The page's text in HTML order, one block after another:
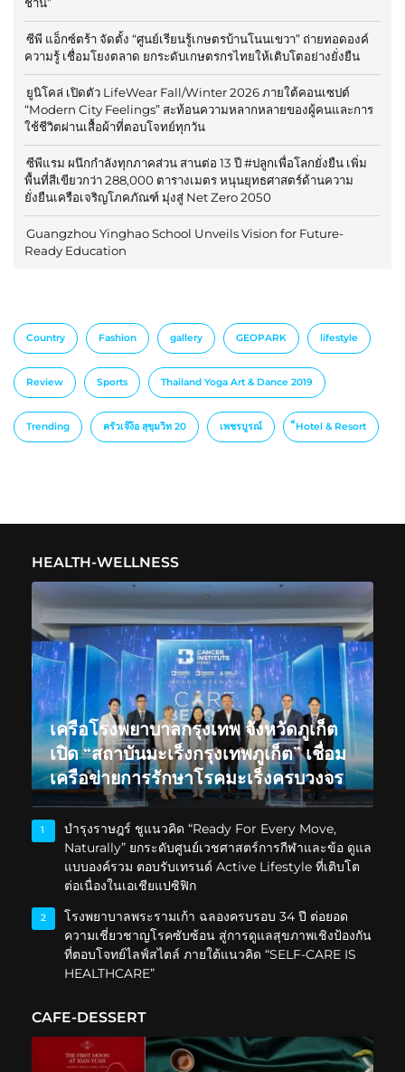
ซีพี แอ็กซ์ตร้า จัดตั้ง “ศูนย์เรียนรู้เกษตรบ้านโนนเขวา” ถ่ายทอดองค์
ความรู้ เชื่อมโยงตลาด ยกระดับเกษตรกรไทยให้เติบโตอย่างยั่งยืน
ยูนิโคล่ เปิดตัว LifeWear Fall/Winter 2026 ภายใต้คอนเซปต์
“Modern City Feelings” สะท้อนความหลากหลายของผู้คนและการ
ใช้ชีวิตผ่านเสื้อผ้าที่ตอบโจทย์ทุกวัน
ซีพีแรม ผนึกกำลังทุกภาคส่วน สานต่อ 13 ปี #ปลูกเพื่อโลกยั่งยืน เพิ่ม
พื้นที่สีเขียวกว่า 288,000 ตารางเมตร หนุนยุทธศาสตร์ด้านความ
ยั่งยืนเครือเจริญโภคภัณฑ์ มุ่งสู่ Net Zero 2050
Guangzhou Yinghao School Unveils Vision for Future-
Ready Education
Country Fashion gallery GEOPARK lifestyle
Review Sports Thailand Yoga Art & Dance 2019
Trending ครัวเจ๊ง้อ สุขุมวิท 20 เพชรบูรณ์ ็Hotel & Resort
HEALTH-WELLNESS
เครือโรงพยาบาลกรุงเทพ จังหวัดภูเก็ต
เปิด “สถาบันมะเร็งกรุงเทพภูเก็ต” เชื่อม
เครือข่ายการรักษาโรคมะเร็งครบวงจร
1
บำรุงราษฎร์ ชูแนวคิด “Ready For Every Move,
Naturally” ยกระดับศูนย์เวชศาสตร์การกีฬาและข้อ ดูแล
แบบองค์รวม ตอบรับเทรนด์ Active Lifestyle ที่เติบโต
ต่อเนื่องในเอเชียแปซิฟิก
2
โรงพยาบาลพระรามเก้า ฉลองครบรอบ 34 ปี ต่อยอด
ความเชี่ยวชาญโรคซับซ้อน สู่การดูแลสุขภาพเชิงป้องกัน
ที่ตอบโจทย์ไลฟ์สไตล์ ภายใต้แนวคิด “SELF-CARE IS
HEALTHCARE”
CAFE-DESSERT